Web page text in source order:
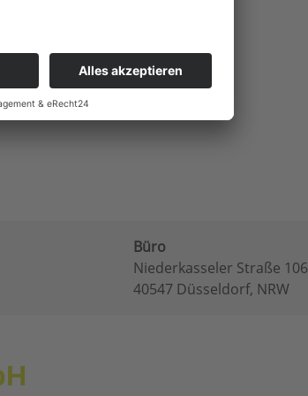
Büro
Niederkasseler Straße 106
40547 Düsseldorf, NRW